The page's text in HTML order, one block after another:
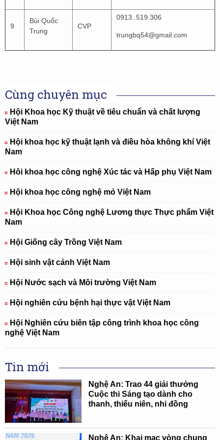
9
Bùi Quốc
Trung
CVP
0913..519.306
trungbq54@gmail.com
Cùng chuyên mục
Hội Khoa học Kỹ thuật về tiêu chuẩn và chất lượng
Việt Nam
Hội khoa học kỹ thuật lạnh và điều hòa không khí Việt
Nam
Hôi khoa học công nghệ Xúc tác và Hấp phụ Việt Nam
Hội khoa học công nghệ mỏ Việt Nam
Hội Khoa học Công nghệ Lương thực Thực phẩm Việt
Nam
Hội Giống cây Trồng Việt Nam
Hội sinh vật cảnh Việt Nam
Hội Nước sạch và Môi trường Việt Nam
Hội nghiên cứu bệnh hại thực vật Việt Nam
Hội Nghiên cứu biên tập công trình khoa học công
nghệ Việt Nam
Tin mới
Nghệ An: Trao 44 giải thưởng
Cuộc thi Sáng tạo dành cho
thanh, thiếu niên, nhi đồng
Nghệ An: Khai mạc vòng chung